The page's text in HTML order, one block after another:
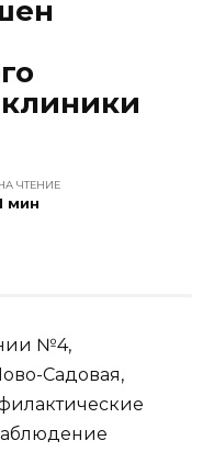
НА ЧТЕНИЕ
мин
№4,
Садовая,